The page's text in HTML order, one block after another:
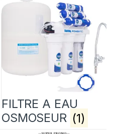
FILTRE A EAU
OSMOSEUR (1)